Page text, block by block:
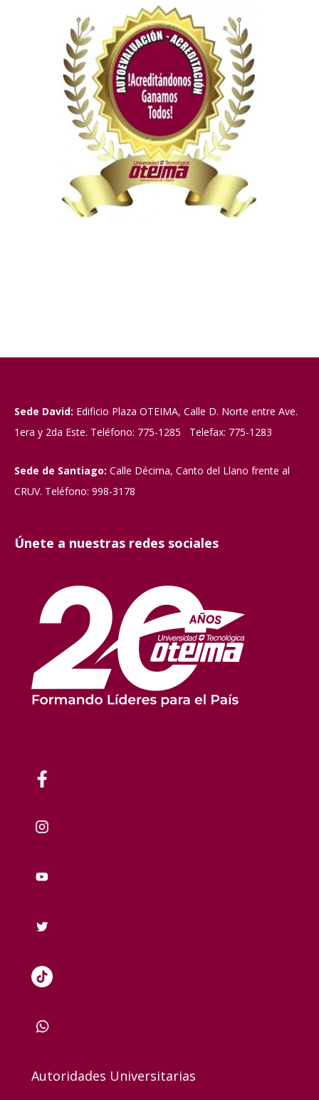
Sede David: Edificio Plaza OTEIMA, Calle D. Norte entre Ave.
1era y 2da Este. Teléfono: 775-1285 Telefax: 775-1283
Sede de Santiago: Calle Décima, Canto del Llano frente al
CRUV. Teléfono: 998-3178
Únete a nuestras redes sociales
Autoridades Universitarias